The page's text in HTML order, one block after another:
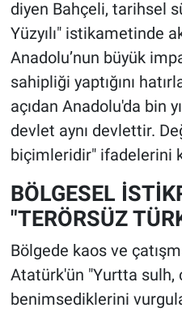
diyen Bahçeli, tarihsel
Yüzyılı" istikametinde
Anadolu’nun büyük
sahipliği yaptığını
açıdan Anadolu'da bin
devlet aynı devlettir.
biçimleridir" ifadelerini
BÖLGESEL
"TERÖRSÜZ
Bölgede kaos ve
Atatürk'ün "Yurtta sulh,
benimsediklerini